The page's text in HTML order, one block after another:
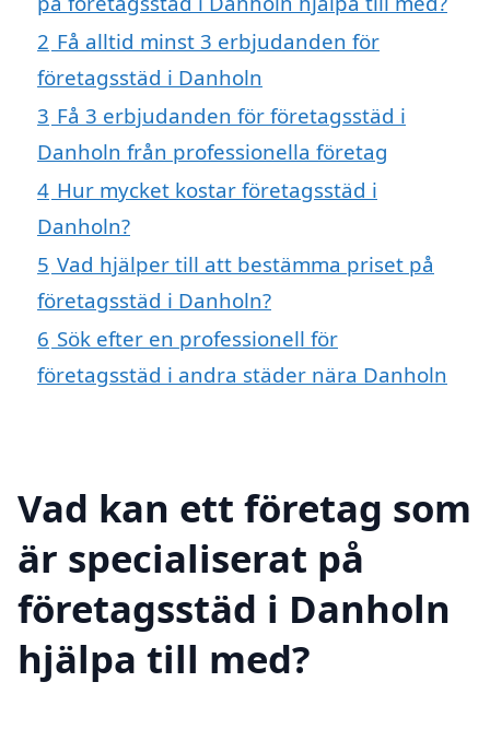
2 Få alltid minst 3 erbjudanden för
företagsstäd i Danholn
3 Få 3 erbjudanden för företagsstäd i
Danholn från professionella företag
4 Hur mycket kostar företagsstäd i
Danholn?
5 Vad hjälper till att bestämma priset på
företagsstäd i Danholn?
6 Sök efter en professionell för
företagsstäd i andra städer nära Danholn
Vad kan ett företag som
är specialiserat på
företagsstäd i Danholn
hjälpa till med?